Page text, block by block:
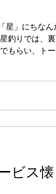
星」にちなん
釣りでは、
もらい、ト
かった」と
ビス